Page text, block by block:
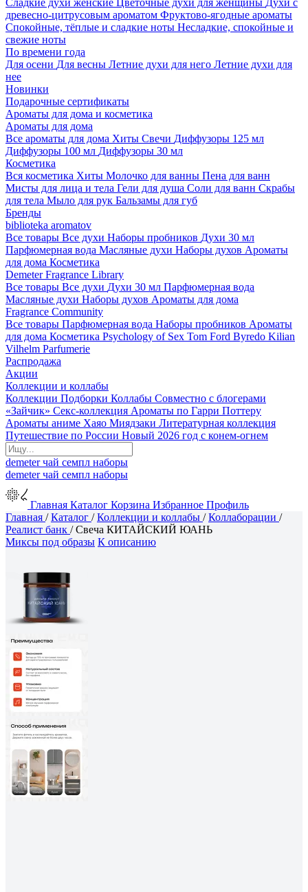
Сладкие духи женские Цветочные духи для женщины Духи с
древесно-цитрусовым ароматом Фруктово-ягодные ароматы
Спокойные, тёплые и сладкие ноты Несладкие, спокойные и
свежие ноты
По времени года
Для осени Для весны Летние духи для него Летние духи для
нее
Новинки
Подарочные сертификаты
Ароматы для дома и косметика
Ароматы для дома
Все ароматы для дома Хиты Свечи Диффузоры 125 мл
Диффузоры 100 мл Диффузоры 30 мл
Косметика
Вся косметика Хиты Молочко для ванны Пена для ванн
Мисты для лица и тела Гели для душа Соли для ванн Скрабы
для тела Мыло для рук Бальзамы для губ
Бренды
biblioteka aromatov
Все товары Все духи Наборы пробников Духи 30 мл
Парфюмерная вода Масляные духи Наборы духов Ароматы
для дома Косметика
Demeter Fragrance Library
Все товары Все духи Духи 30 мл Парфюмерная вода
Масляные духи Наборы духов Ароматы для дома
Fragrance Community
Все товары Парфюмерная вода Наборы пробников Ароматы
для дома Косметика Psychology of Sex Tom Ford Byredo Kilian
Vilhelm Parfumerie
Распродажа
Акции
Коллекции и коллабы
Коллекции Подборки Коллабы Совместно с блогерами
«Зайчик» Секс-коллекция Ароматы по Гарри Поттеру
Ароматы аниме Хаяо Миядзаки Литературная коллекция
Путешествие по России Новый 2026 год с конем-огнем
demeterчай семпл наборы
demeterчай семпл наборы
Главная Каталог Корзина Избранное Профиль
Главная /Каталог /Коллекции и коллабы /Коллаборации /
Реалист банк /Свеча КИТАЙСКИЙ ЮАНЬ
Миксы под образы К описанию